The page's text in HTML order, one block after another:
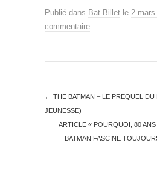
Publié dans Bat-Billet le 2 mars
commentaire
← THE BATMAN – LE PREQUEL DU
JEUNESSE)
ARTICLE « POURQUOI, 80 ANS
BATMAN FASCINE